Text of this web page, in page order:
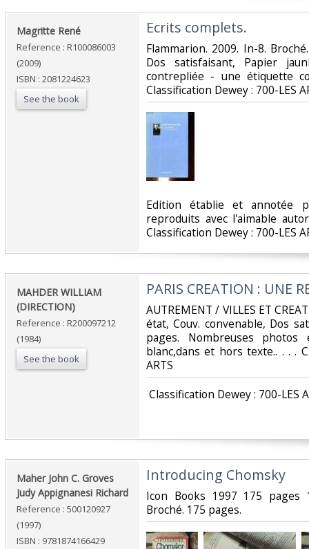
‎Magritte René‎
Reference : R100086003
(2009)
ISBN : 2081224623
See the book
‎Ecrits complets.‎
‎Flammarion. 2009. In-8.
Dos satisfaisant, Papier
contrepliée - une étiquette
Classification Dewey : 700-LES
‎Edition établie et annotée
reproduits avec l'aimable
Classification Dewey : 700-LES
‎MAHDER WILLIAM
(DIRECTION)‎
Reference : R200097212
(1984)
See the book
‎PARIS CREATION : UNE
‎AUTREMENT / VILLES ET
état, Couv. convenable, Dos
pages. Nombreuses
blanc,dans et hors texte.. . . .
ARTS‎
Classification Dewey : 700-LES
‎Maher John C. Groves
Judy Appignanesi Richard‎
Reference : 500120927
(1997)
ISBN : 9781874166429
‎Introducing Chomsky‎
‎Icon Books 1997 175 pages
Broché. 175 pages.‎